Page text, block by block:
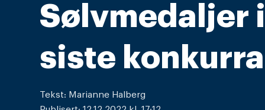
Sølvmedaljer
siste
Tekst: Marianne Halberg